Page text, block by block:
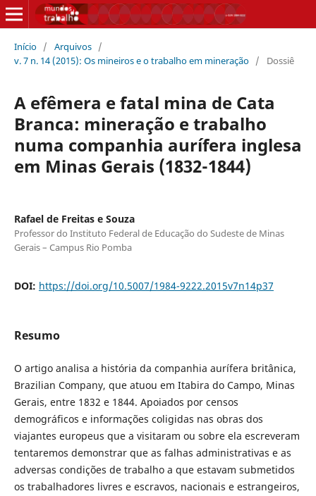
Início / Arquivos /
v. 7 n. 14 (2015): Os mineiros e o trabalho em mineração / Dossiê
A efêmera e fatal mina de Cata
Branca: mineração e trabalho
numa companhia aurífera inglesa
em Minas Gerais (1832-1844)
Rafael de Freitas e Souza
Professor do Instituto Federal de Educação do Sudeste de Minas
Gerais – Campus Rio Pomba
DOI: https://doi.org/10.5007/1984-9222.2015v7n14p37
Resumo
O artigo analisa a história da companhia aurífera britânica,
Brazilian Company, que atuou em Itabira do Campo, Minas
Gerais, entre 1832 e 1844. Apoiados por censos
demográficos e informações coligidas nas obras dos
viajantes europeus que a visitaram ou sobre ela escreveram
tentaremos demonstrar que as falhas administrativas e as
adversas condições de trabalho a que estavam submetidos
os trabalhadores livres e escravos, nacionais e estrangeiros,